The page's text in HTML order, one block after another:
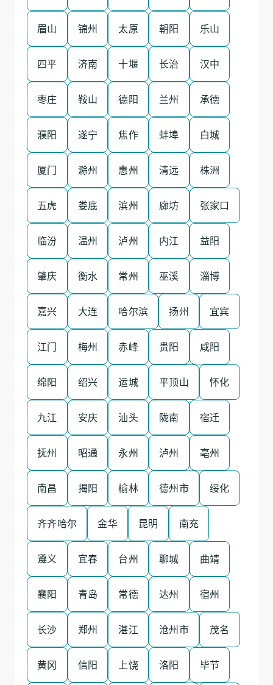
眉山 锦州 太原 朝阳 乐山
四平 济南 十堰 长治 汉中
枣庄 鞍山 德阳 兰州 承德
濮阳 遂宁 焦作 蚌埠 白城
厦门 滁州 惠州 清远 株洲
五虎 娄底 滨州 廊坊 张家口
临汾 温州 泸州 内江 益阳
肇庆 衡水 常州 巫溪 淄博
嘉兴 大连 哈尔滨 扬州 宜宾
江门 梅州 赤峰 贵阳 咸阳
绵阳 绍兴 运城 平顶山 怀化
九江 安庆 汕头 陇南 宿迁
抚州 昭通 永州 泸州 亳州
南昌 揭阳 榆林 德州市 绥化
齐齐哈尔 金华 昆明 南充
遵义 宜春 台州 聊城 曲靖
襄阳 青岛 常德 达州 宿州
长沙 郑州 湛江 沧州市 茂名
黄冈 信阳 上饶 洛阳 毕节